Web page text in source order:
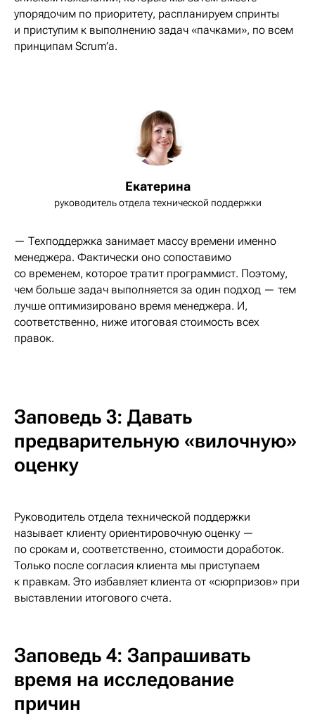
упорядочим по приоритету, распланируем спринты
и приступим к выполнению задач «пачками», по всем
принципам Scrum’а.
Екатерина
руководитель отдела технической поддержки
— Техподдержка занимает массу времени именно
менеджера. Фактически оно сопоставимо
со временем, которое тратит программист. Поэтому,
чем больше задач выполняется за один подход — тем
лучше оптимизировано время менеджера. И,
соответственно, ниже итоговая стоимость всех
правок.
Заповедь 3: Давать
предварительную «вилочную»
оценку
Руководитель отдела технической поддержки
называет клиенту ориентировочную оценку —
по срокам и, соответственно, стоимости доработок.
Только после согласия клиента мы приступаем
к правкам. Это избавляет клиента от «сюрпризов» при
выставлении итогового счета.
Заповедь 4: Запрашивать
время на исследование
причин